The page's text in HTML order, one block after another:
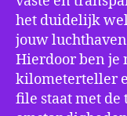
het duidelijk
jouw
Hierdoor ben je
kilometerteller
file staat met de